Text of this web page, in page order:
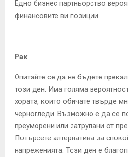
Едно бизнес партньорство
финансовите ви позиции.
Рак
Опитайте се да не бъдете
този ден. Има голяма
хората, които обичате твърде
черногледи. Възможно е да се
преуморени или затрупани от
Потърсете алтернатива за
напреженията. Този ден е